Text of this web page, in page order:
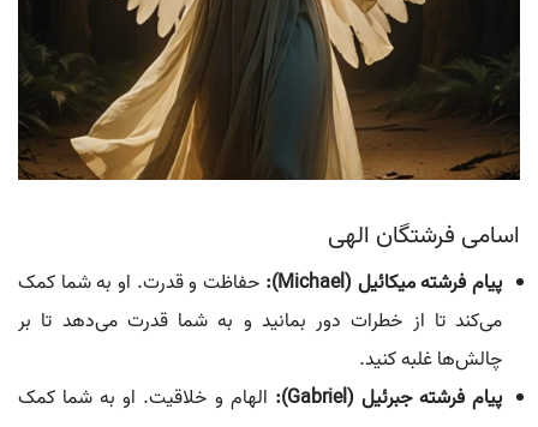
اسامی فرشتگان الهی
پیام فرشته میکائیل (Michael):
حفاظت و قدرت. او به شما کمک
می‌کند تا از خطرات دور بمانید و به شما قدرت می‌دهد تا بر
چالش‌ها غلبه کنید.
پیام فرشته جبرئیل (Gabriel):
الهام و خلاقیت. او به شما کمک